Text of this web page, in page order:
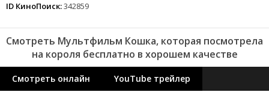
ID КиноПоиск:342859
Смотреть Мультфильм Кошка, которая посмотрела
на короля бесплатно в хорошем качестве
Смотреть онлайн YouTube трейлер